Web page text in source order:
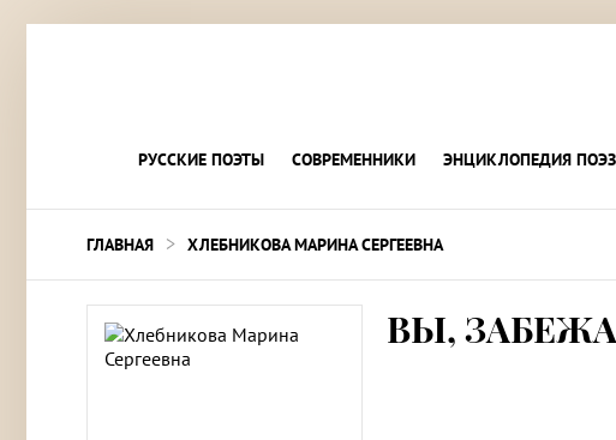
РУССКИЕ ПОЭТЫ СОВРЕМЕННИКИ ЭНЦИКЛОПЕДИЯ
ГЛАВНАЯ > ХЛЕБНИКОВА МАРИНА СЕРГЕЕВНА
ВЫ,